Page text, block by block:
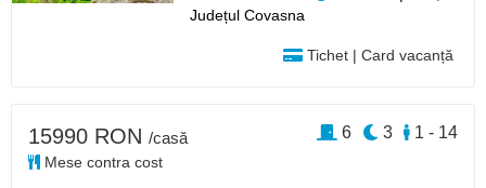
Județul Covasna
Tichet | Card vacanță
15990 RON /casă
Mese contra cost
1 - 14
3
6